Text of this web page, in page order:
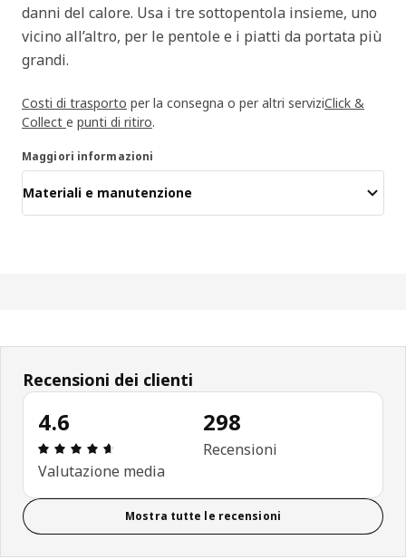
danni del calore. Usa i tre sottopentola insieme, uno
vicino all’altro, per le pentole e i piatti da portata più
grandi.
Costi di trasporto per la consegna o per altri serviziClick &
Collect e punti di ritiro.
Maggiori informazioni
Materiali e manutenzione
Recensioni dei clienti
4.6
Recensione: 4.6 di 5 stelle. Recensioni totali: 298
Valutazione media
298
Recensioni
Mostra tutte le recensioni